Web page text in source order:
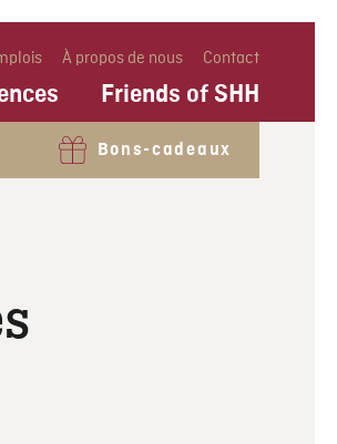
À propos de nous Contact
Friends of SHH
Bons-cadeaux